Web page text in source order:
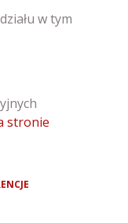
w tym
stronie